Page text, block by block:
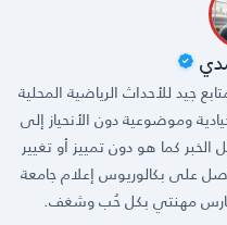
للأحداث الرياضية المحلية
وموضوعية دون الأنحياز إلى
كما هو دون تمييز أو تغيير
على بكالوريوس إعلام جامعة